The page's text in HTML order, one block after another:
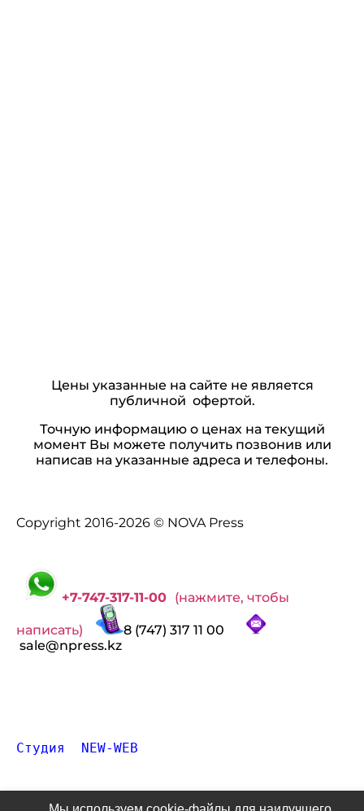
Цены указанные на сайте не является
публичной офертой.
Точную информацию о ценах на текущий
момент Вы можете получить позвонив или
написав на указанные адреса и телефоны.
Copyright 2016-2026 © NOVA Press
+7-747-317-11-00 (нажмите, чтобы
написать)
8 (747) 317 11 00
sale@npress.kz
Студия  NEW-WEB